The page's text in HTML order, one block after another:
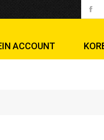
ACCOUNT